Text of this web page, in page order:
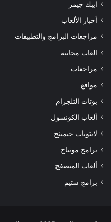
ايبك جيمز
أخبار الألعاب
مراجعات البرامج والتطبيقات
العاب مجانية
مراجعات
مواقع
بوتات التلجرام
ألعاب الكونسول
لابتوبات جيمينج
برامج مونتاج
ألعاب المتصفح
برامج ستيم